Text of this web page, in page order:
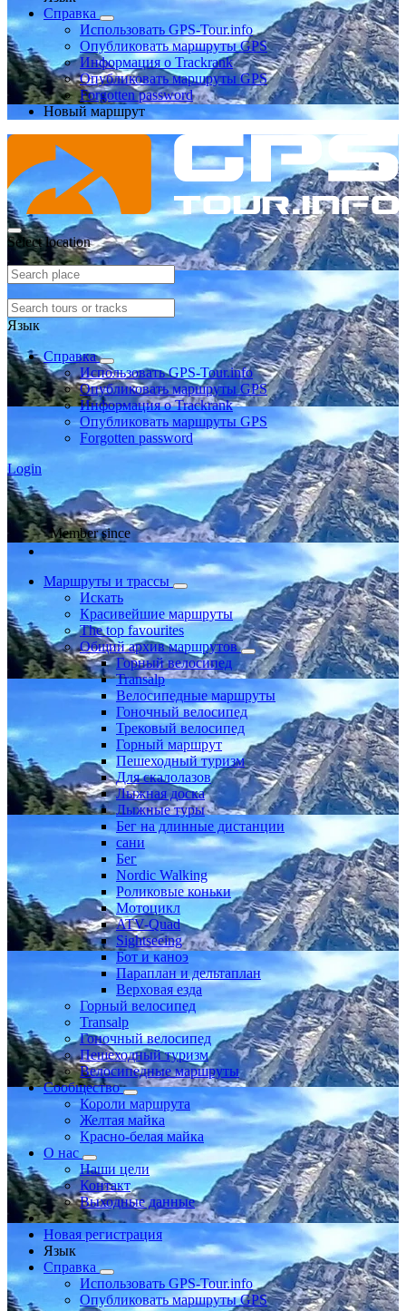
Справка
Использовать GPS-Tour.info
Опубликовать маршруты GPS
Информация о Trackrank
Опубликовать маршруты GPS
Forgotten password
Новый маршрут
Select location
Язык
Справка
Использовать GPS-Tour.info
Опубликовать маршруты GPS
Информация о Trackrank
Опубликовать маршруты GPS
Forgotten password
Login
Member since
Маршруты и трассы
Искать
Красивейшие маршруты
The top favourites
Общий архив маршрутов
Горный велосипед
Transalp
Велосипедные маршруты
Гоночный велосипед
Трековый велосипед
Горный маршрут
Пешеходный туризм
Для скалолазов
Лыжная доска
Лыжные туры
Бег на длинные дистанции
сани
Бег
Nordic Walking
Роликовые коньки
Мотоцикл
ATV-Quad
Sightseeing
Бот и каноэ
Параплан и дельтаплан
Верховая езда
Горный велосипед
Transalp
Гоночный велосипед
Пешеходный туризм
Велосипедные маршруты
Сообщество
Короли маршрута
Желтая майка
Красно-белая майка
О нас
Наши цели
Контакт
Выходные данные
Новая регистрация
Язык
Справка
Использовать GPS-Tour.info
Опубликовать маршруты GPS